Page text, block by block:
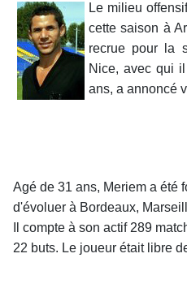
Le milieu
cette saison à
recrue pour la
Nice, avec qui
ans, a annoncé
Agé de 31 ans, Meriem a été
d'évoluer à Bordeaux,
Il compte à son actif 289
22 buts. Le joueur était libre